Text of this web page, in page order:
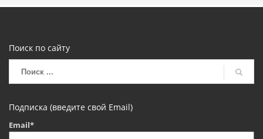
Поиск по сайту
Подписка (введите свой Email)
Email*